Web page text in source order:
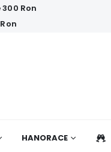
Ron
HANORACE